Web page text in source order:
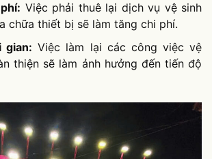
Việc phải thuê lại dịch vụ vệ sinh
chữa thiết bị sẽ làm tăng chi phí.
gian: Việc làm lại các công việc vệ
thiện sẽ làm ảnh hưởng đến tiến độ